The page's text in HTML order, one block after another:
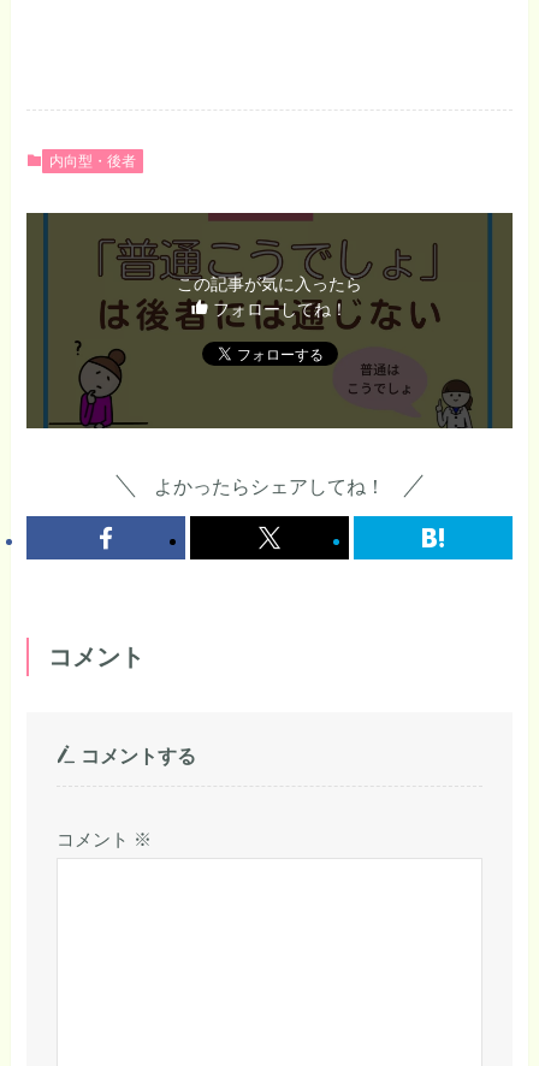
内向型・後者
この記事が気に入ったら
フォローしてね！
よかったらシェアしてね！
コメント
コメントする
コメント ※